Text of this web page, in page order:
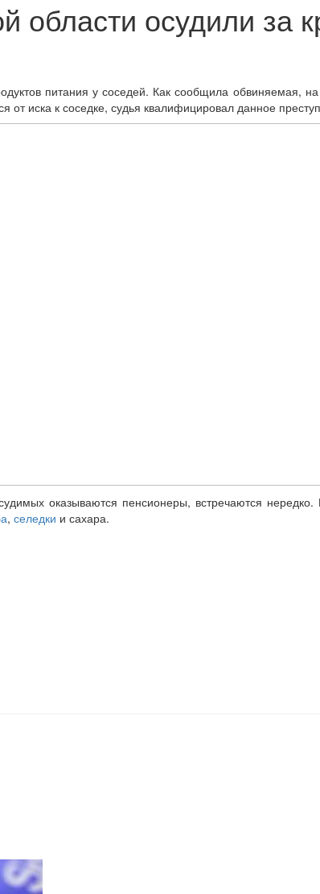
области осудили за
питания у соседей. Как сообщила обвиняемая,
от иска к соседке, судья квалифицировал данное
оказываются пенсионеры, встречаются
, селедки и сахара.